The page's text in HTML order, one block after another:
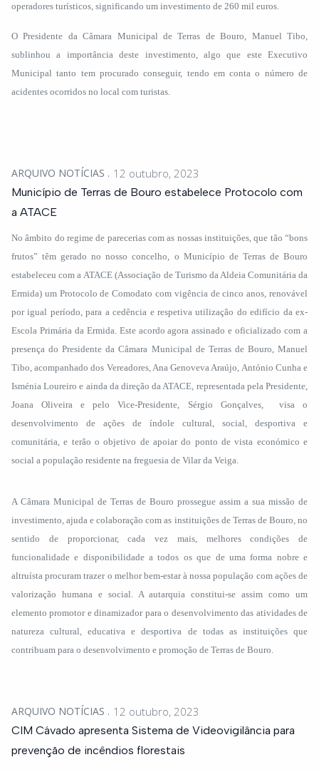
operadores turísticos, significando um investimento de 260 mil euros.
O Presidente da Câmara Municipal de Terras de Bouro, Manuel Tibo,
sublinhou a importância deste investimento, algo que este Executivo
Municipal tanto tem procurado conseguir, tendo em conta o número de
acidentes ocorridos no local com turistas.
ARQUIVO NOTÍCIAS 12 outubro, 2023
Município de Terras de Bouro estabelece Protocolo com
a ATACE
No âmbito do regime de parecerias com as nossas instituições, que tão “bons
frutos” têm gerado no nosso concelho, o Município de Terras de Bouro
estabeleceu com a ATACE (Associação de Turismo da Aldeia Comunitária da
Ermida) um Protocolo de Comodato com vigência de cinco anos, renovável
por igual período, para a cedência e respetiva utilização do edifício da ex-
Escola Primária da Ermida. Este acordo agora assinado e oficializado com a
presença do Presidente da Câmara Municipal de Terras de Bouro, Manuel
Tibo, acompanhado dos Vereadores, Ana Genoveva Araújo, António Cunha e
Isménia Loureiro e ainda da direção da ATACE, representada pela Presidente,
Joana Oliveira e pelo Vice-Presidente, Sérgio Gonçalves, visa o
desenvolvimento de ações de índole cultural, social, desportiva e
comunitária, e terão o objetivo de apoiar do ponto de vista económico e
social a população residente na freguesia de Vilar da Veiga.
A Câmara Municipal de Terras de Bouro prossegue assim a sua missão de
investimento, ajuda e colaboração com as instituições de Terras de Bouro, no
sentido de proporcionar, cada vez mais, melhores condições de
funcionalidade e disponibilidade a todos os que de uma forma nobre e
altruísta procuram trazer o melhor bem-estar à nossa população com ações de
valorização humana e social. A autarquia constitui-se assim como um
elemento promotor e dinamizador para o desenvolvimento das atividades de
natureza cultural, educativa e desportiva de todas as instituições que
contribuam para o desenvolvimento e promoção de Terras de Bouro.
ARQUIVO NOTÍCIAS 12 outubro, 2023
CIM Cávado apresenta Sistema de Videovigilância para
prevenção de incêndios florestais